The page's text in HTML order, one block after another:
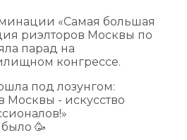
«Самая большая
риэлторов Москвы по
парад на
конгрессе.
под лозунгом:
Москвы - искусство
было 🥳